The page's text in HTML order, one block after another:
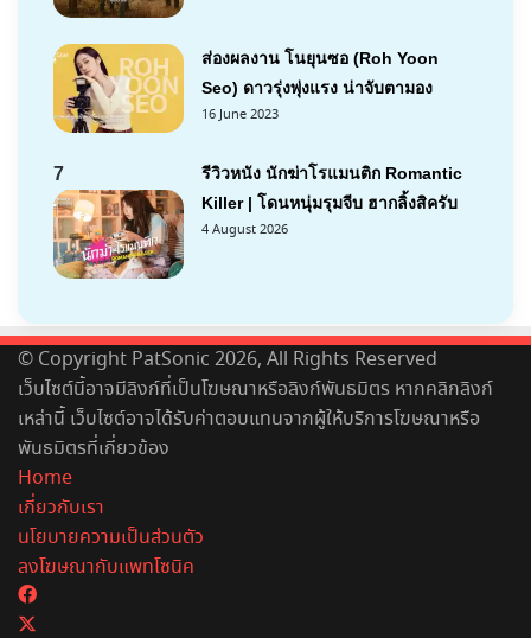
ส่องผลงาน โนยุนซอ (Roh Yoon
Seo) ดาวรุ่งพุ่งแรง น่าจับตามอง
16 June 2023
7
รีวิวหนัง นักฆ่าโรแมนติก Romantic
Killer | โดนหนุ่มรุมจีบ ฮากลิ้งสิครับ
4 August 2026
© Copyright PatSonic 2026, All Rights Reserved
เว็บไซต์นี้อาจมีลิงก์ที่เป็นโฆษณาหรือลิงก์พันธมิตร หากคลิกลิงก์
เหล่านี้ เว็บไซต์อาจได้รับค่าตอบแทนจากผู้ให้บริการโฆษณาหรือ
พันธมิตรที่เกี่ยวข้อง
Home
เกี่ยวกับเรา
นโยบายความเป็นส่วนตัว
ลงโฆษณากับแพทโซนิค